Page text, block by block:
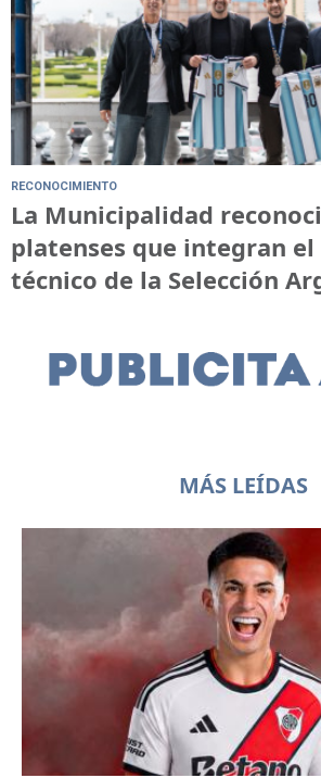
RECONOCIMIENTO
La Municipalidad
platenses que integran el
técnico de la Selección
MÁS LEÍDAS